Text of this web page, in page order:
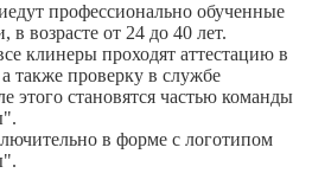
профессионально обученные
возрасте от 24 до 40 лет.
клинеры проходят аттестацию в
также проверку в службе
этого становятся частью команды
в форме с логотипом